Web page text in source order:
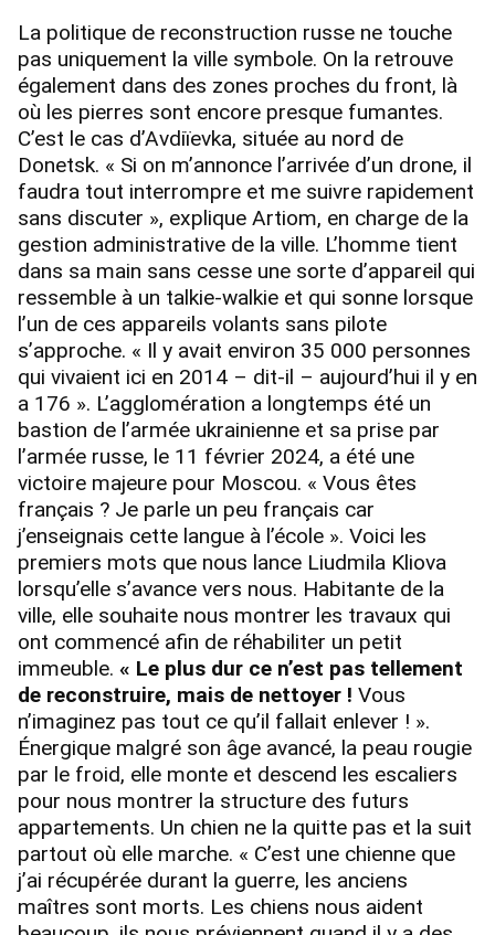
La politique de reconstruction russe ne touche
pas uniquement la ville symbole. On la retrouve
également dans des zones proches du front, là
où les pierres sont encore presque fumantes.
C’est le cas d’Avdiïevka, située au nord de
Donetsk. « Si on m’annonce l’arrivée d’un drone, il
faudra tout interrompre et me suivre rapidement
sans discuter », explique Artiom, en charge de la
gestion administrative de la ville. L’homme tient
dans sa main sans cesse une sorte d’appareil qui
ressemble à un talkie‑walkie et qui sonne lorsque
l’un de ces appareils volants sans pilote
s’approche. « Il y avait environ 35 000 personnes
qui vivaient ici en 2014 – dit-il – aujourd’hui il y en
a 176 ». L’agglomération a longtemps été un
bastion de l’armée ukrainienne et sa prise par
l’armée russe, le 11 février 2024, a été une
victoire majeure pour Moscou. « Vous êtes
français ? Je parle un peu français car
j’enseignais cette langue à l’école ». Voici les
premiers mots que nous lance Liudmila Kliova
lorsqu’elle s’avance vers nous. Habitante de la
ville, elle souhaite nous montrer les travaux qui
ont commencé afin de réhabiliter un petit
immeuble. « Le plus dur ce n’est pas tellement
de reconstruire, mais de nettoyer ! Vous
n’imaginez pas tout ce qu’il fallait enlever ! ».
Énergique malgré son âge avancé, la peau rougie
par le froid, elle monte et descend les escaliers
pour nous montrer la structure des futurs
appartements. Un chien ne la quitte pas et la suit
partout où elle marche. « C’est une chienne que
j’ai récupérée durant la guerre, les anciens
maîtres sont morts. Les chiens nous aident